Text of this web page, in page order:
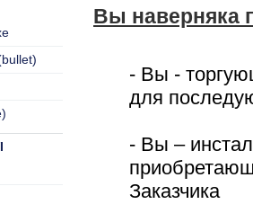
Вы наверняка
- Вы -
для
- Вы –
Заказчика